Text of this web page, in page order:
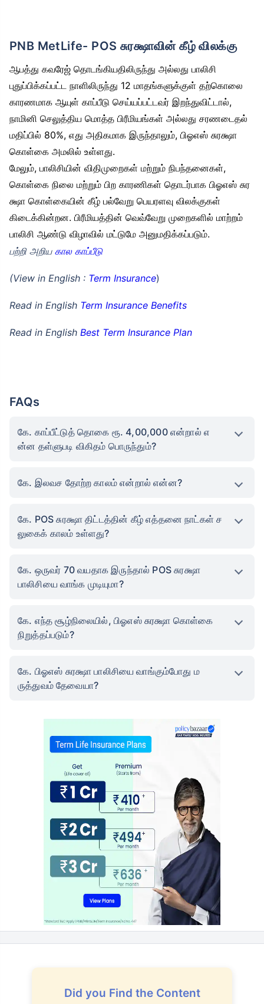
PNB MetLife- POS சுரக்ஷாவின் கீழ் விலக்கு
ஆபத்து கவரேஜ் தொடங்கியதிலிருந்து அல்லது பாலிசி
புதுப்பிக்கப்பட்ட நாளிலிருந்து 12 மாதங்களுக்குள் தற்கொலை
காரணமாக ஆயுள் காப்பீடு செய்யப்பட்டவர் இறந்துவிட்டால்,
நாமினி செலுத்திய மொத்த பிரீமியங்கள் அல்லது சரணடைதல்
மதிப்பில் 80%, எது அதிகமாக இருந்தாலும், பிஓஎஸ் சுரக்ஷா
கொள்கை அமலில் உள்ளது.
மேலும், பாலிசியின் விதிமுறைகள் மற்றும் நிபந்தனைகள்,
கொள்கை நிலை மற்றும் பிற காரணிகள் தொடர்பாக பிஓஎஸ் சுர
க்ஷா கொள்கையின் கீழ் பல்வேறு பெயரளவு விலக்குகள்
கிடைக்கின்றன. பிரீமியத்தின் வெவ்வேறு முறைகளில் மாற்றம்
பாலிசி ஆண்டு விழாவில் மட்டுமே அனுமதிக்கப்படும்.
பற்றி அறிய கால காப்பீடு
(View in English : Term Insurance)
Read in English Term Insurance Benefits
Read in English Best Term Insurance Plan
FAQs
கே. காப்பீட்டுத் தொகை ரூ. 4,00,000 என்றால் எ
ன்ன தள்ளுபடி விகிதம் பொருந்தும்?
கே. இலவச தோற்ற காலம் என்றால் என்ன?
கே. POS சுரக்ஷா திட்டத்தின் கீழ் எத்தனை நாட்கள் ச
லுகைக் காலம் உள்ளது?
கே. ஒருவர் 70 வயதாக இருந்தால் POS சுரக்ஷா
பாலிசியை வாங்க முடியுமா?
கே. எந்த சூழ்நிலையில், பிஓஎஸ் சுரக்ஷா கொள்கை
நிறுத்தப்படும்?
கே. பிஓஎஸ் சுரக்ஷா பாலிசியை வாங்கும்போது ம
ருத்துவம் தேவையா?
Did you Find the Content